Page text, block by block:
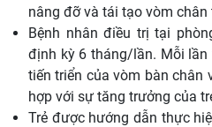
nâng đỡ và tái tạo vòm chân
Bệnh nhân điều trị tại
định kỳ 6 tháng/lần. Mỗi lần
tiến triển của vòm bàn chân
hợp với sự tăng trưởng của
Trẻ được hướng dẫn thực